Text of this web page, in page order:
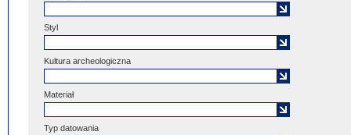
Styl
Kultura archeologiczna
Materiał
Typ datowania